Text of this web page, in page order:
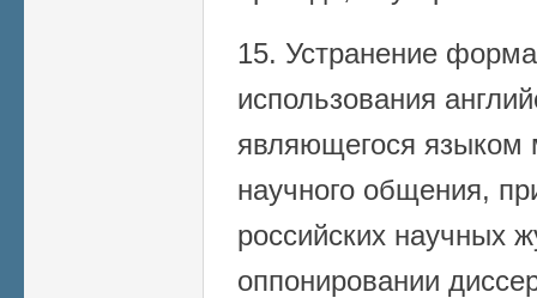
15. Устранение
использования
являющегося языком
научного общения,
российских научных
оппонировании